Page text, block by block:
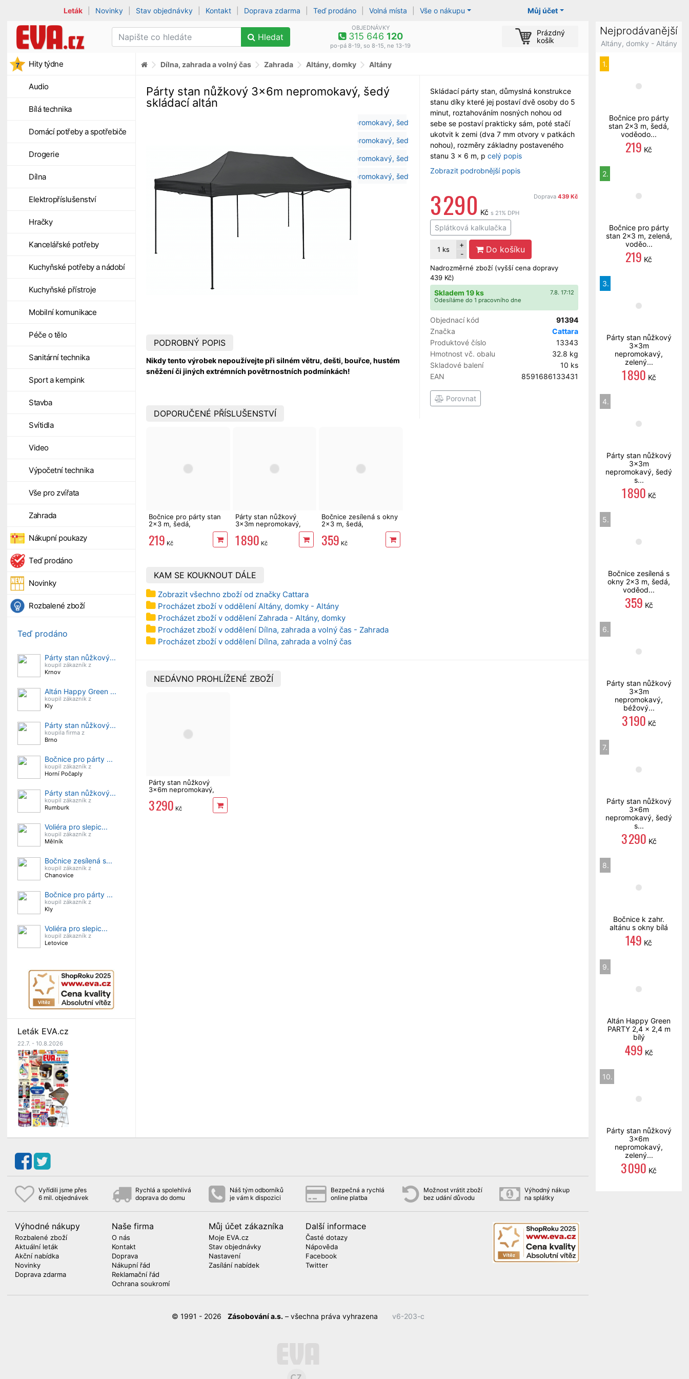
Můj účet
Leták Novinky Stav objednávky Kontakt Doprava zdarma Teď prodáno Volná místa Vše o nákupu
Hledat
OBJEDNÁVKY
315 646 120
po-pá 8-19, so 8-15, ne 13-19
Prázdný
košík
Hity týdne
Audio
Bílá technika
Domácí potřeby a spotřebiče
Drogerie
Dílna
Elektropříslušenství
Hračky
Kancelářské potřeby
Kuchyňské potřeby a nádobí
Kuchyňské přístroje
Mobilní komunikace
Péče o tělo
Sanitární technika
Sport a kempink
Stavba
Svítidla
Video
Výpočetní technika
Vše pro zvířata
Zahrada
Nákupní poukazy
Teď prodáno
Novinky
Rozbalené zboží
Teď prodáno
Párty stan nůžkový...
koupil zákazník z
Krnov
Altán Happy Green ...
koupil zákazník z
Kly
Párty stan nůžkový...
koupila firma z
Brno
Bočnice pro párty ...
koupil zákazník z
Horní Počaply
Párty stan nůžkový...
koupil zákazník z
Rumburk
Voliéra pro slepic...
koupil zákazník z
Mělník
Bočnice zesílená s...
koupil zákazník z
Chanovice
Bočnice pro párty ...
koupil zákazník z
Kly
Voliéra pro slepic...
koupil zákazník z
Letovice
Leták EVA.cz
22.7. - 10.8.2026
Dílna, zahrada a volný čas Zahrada Altány, domky Altány
Skládací párty stan, důmyslná konstrukce
stanu díky které jej postaví dvě osoby do 5
minut, roztahováním nosných nohou od
sebe se postaví prakticky sám, poté stačí
ukotvit k zemi (dva 7 mm otvory v patkách
nohou), rozměry základny postaveného
stanu 3 x 6 m, p celý popis
Zobrazit podrobnější popis
Doprava 439 Kč
3 290 Kč s 21% DPH
Splátková kalkulačka
1 ks
+
-
Do košíku
Nadrozměrné zboží (vyšší cena dopravy
439 Kč)
7.8. 17:12
Skladem 19 ks
Odesíláme do 1 pracovního dne
Objednací kód
91394
Značka
Cattara
Produktové číslo
13343
Hmotnost vč. obalu
32.8 kg
Skladové balení
10 ks
EAN
8591686133431
Porovnat
Párty stan nůžkový 3x6m nepromokavý, šedý
skládací altán
PODROBNÝ POPIS
Nikdy tento výrobek nepoužívejte při silném větru, dešti, bouřce, hustém
sněžení či jiných extrémních povětrnostních podmínkách!
DOPORUČENÉ PŘÍSLUŠENSTVÍ
Bočnice pro párty stan
2x3 m, šedá,
219 Kč
Párty stan nůžkový
3x3m nepromokavý,
1 890 Kč
Bočnice zesílená s okny
2x3 m, šedá,
359 Kč
KAM SE KOUKNOUT DÁLE
Zobrazit všechno zboží od značky Cattara
Procházet zboží v oddělení Altány, domky - Altány
Procházet zboží v oddělení Zahrada - Altány, domky
Procházet zboží v oddělení Dílna, zahrada a volný čas - Zahrada
Procházet zboží v oddělení Dílna, zahrada a volný čas
NEDÁVNO PROHLÍŽENÉ ZBOŽÍ
Párty stan nůžkový
3x6m nepromokavý,
3 290 Kč
Vyřídili jsme přes
6 mil. objednávek
Rychlá a spolehlivá
doprava do domu
Náš tým odborníků
je vám k dispozici
Bezpečná a rychlá
online platba
Možnost vrátit zboží
bez udání důvodu
Výhodný nákup
na splátky
Výhodné nákupy
Rozbalené zboží
Aktuální leták
Akční nabídka
Novinky
Doprava zdarma
Naše firma
O nás
Kontakt
Doprava
Nákupní řád
Reklamační řád
Ochrana soukromí
Můj účet zákazníka
Moje EVA.cz
Stav objednávky
Nastavení
Zasílání nabídek
Další informace
Časté dotazy
Nápověda
Facebook
Twitter
© 1991 - 2026 Zásobování a.s. – všechna práva vyhrazena v6-203-c
Nejprodávanější
Altány, domky - Altány
1.
Bočnice pro párty
stan 2x3 m, šedá,
voděodo...
219 Kč
2.
Bočnice pro párty
stan 2x3 m, zelená,
voděo...
219 Kč
3.
Párty stan nůžkový
3x3m
nepromokavý,
zelený...
1 890 Kč
4.
Párty stan nůžkový
3x3m
nepromokavý, šedý
s...
1 890 Kč
5.
Bočnice zesílená s
okny 2x3 m, šedá,
voděod...
359 Kč
6.
Párty stan nůžkový
3x3m
nepromokavý,
béžový...
3 190 Kč
7.
Párty stan nůžkový
3x6m
nepromokavý, šedý
s...
3 290 Kč
8.
Bočnice k zahr.
altánu s okny bílá
149 Kč
9.
Altán Happy Green
PARTY 2,4 x 2,4 m
bílý
499 Kč
10.
Párty stan nůžkový
3x6m
nepromokavý,
zelený...
3 090 Kč